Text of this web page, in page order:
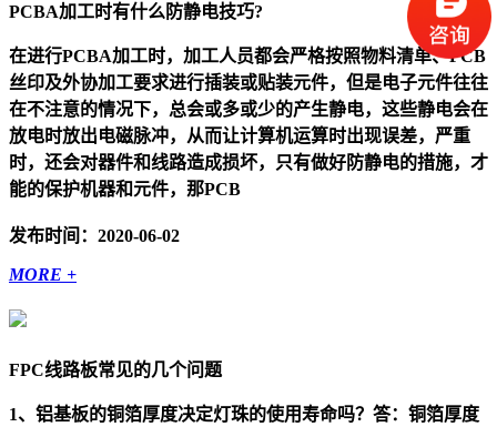
PCBA加工时有什么防静电技巧?
在进行PCBA加工时，加工人员都会严格按照物料清单、PCB
丝印及外协加工要求进行插装或贴装元件，但是电子元件往往
在不注意的情况下，总会或多或少的产生静电，这些静电会在
放电时放出电磁脉冲，从而让计算机运算时出现误差，严重
时，还会对器件和线路造成损坏，只有做好防静电的措施，才
能的保护机器和元件，那PCB
发布时间：2020-06-02
MORE +
FPC线路板常见的几个问题
1、铝基板的铜箔厚度决定灯珠的使用寿命吗？答：铜箔厚度